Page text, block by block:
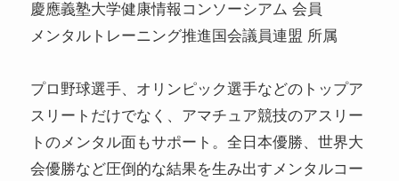
慶應義塾大学健康情報コンソーシアム 会員
メンタルトレーニング推進国会議員連盟 所属
プロ野球選手、オリンピック選手などのトップア
スリートだけでなく、アマチュア競技のアスリー
トのメンタル面もサポート。全日本優勝、世界大
会優勝など圧倒的な結果を生み出すメンタルコー